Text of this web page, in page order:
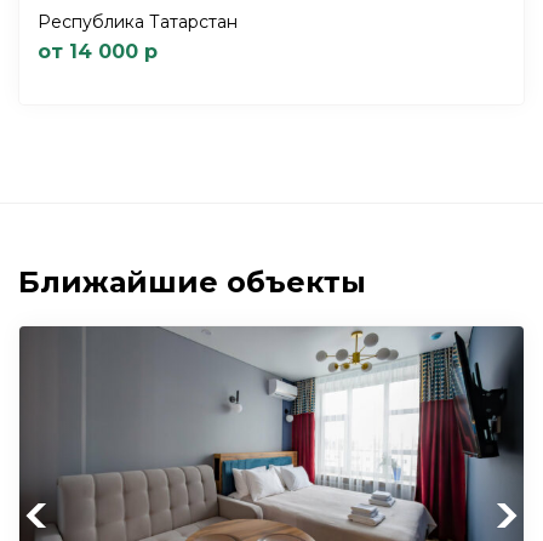
Республика Татарстан
от 14 000 р
Ближайшие объекты
Previous Next